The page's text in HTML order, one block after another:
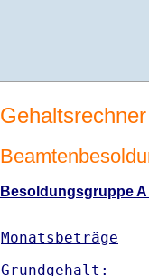
Besoldungsgruppe A
Monatsbeträge